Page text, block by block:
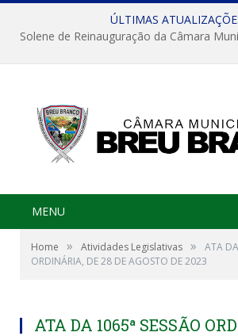
ÚLTIMAS
MENU
Home » Atividades Legislativas »
ATA
ORDINÁRIA, DE 28 DE AGOSTO DE 2023
ATA DA 1065ª SESSÃO